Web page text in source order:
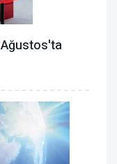
Ağustos'ta